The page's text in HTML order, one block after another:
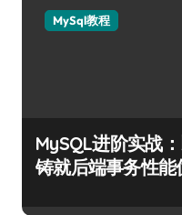
MySql教程
MySQL进阶实战
铸就后端事务性能